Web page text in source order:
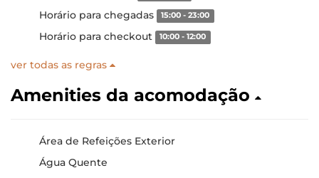
Horário para chegadas 15:00 - 23:00
Horário para checkout 10:00 - 12:00
ver todas as regras
Amenities da acomodação
Área de Refeições Exterior
Água Quente